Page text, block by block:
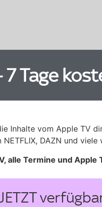
7 Tage
Inhalte vom Apple TV
DAZN und
alle Termine und